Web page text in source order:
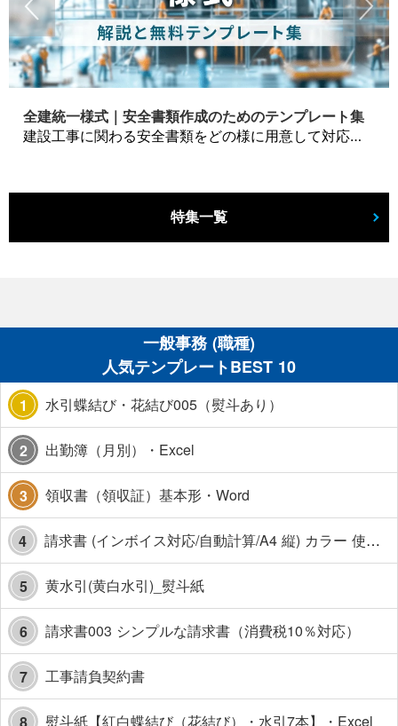
全建統一様式｜安全書類作成のためのテンプレート集
建設工事に関わる安全書類をどの様に用意して対応するか？関連書式テンプレートから書き方の注意点などの役立つコラムをbizoceanがお届けします。
特集一覧
一般事務 (職種)
人気テンプレートBEST 10
1 水引蝶結び・花結び005（熨斗あり）
2 出勤簿（月別）・Excel
3 領収書（領収証）基本形・Word
4 請求書 (インボイス対応/自動計算/A4 縦) カラー 使い方解説あり
5 黄水引(黄白水引)_熨斗紙
6 請求書003 シンプルな請求書（消費税10％対応）
7 工事請負契約書
8 熨斗紙【紅白蝶結び（花結び）・水引7本】・Excel